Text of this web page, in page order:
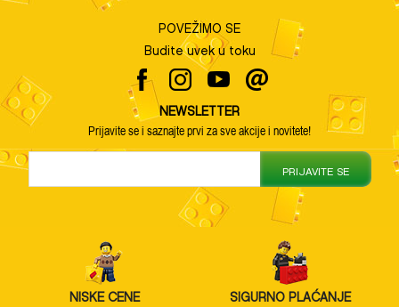
POVEŽIMO SE
Budite uvek u toku
NEWSLETTER
Prijavite se i saznajte prvi za sve akcije i novitete!
PRIJAVITE SE
NISKE CENE SIGURNO PLAĆANJE